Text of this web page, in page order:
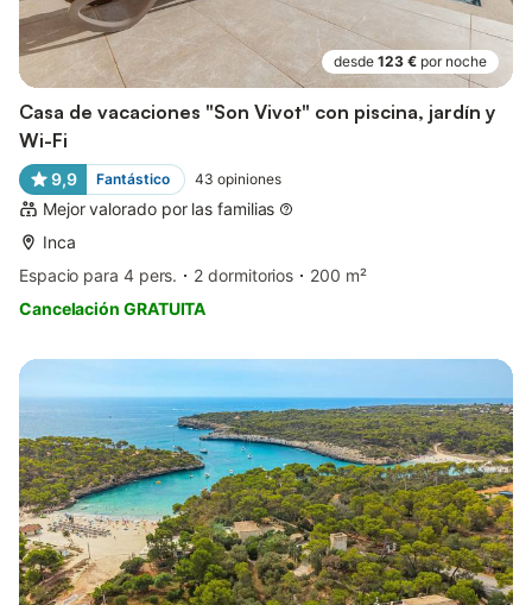
desde 123 € por noche
Casa de vacaciones "Son Vivot" con piscina, jardín y
Wi-Fi
9,9 Fantástico 43 opiniones
Mejor valorado por las familias
Inca
Espacio para 4 pers.
2 dormitorios
200 m²
Cancelación GRATUITA